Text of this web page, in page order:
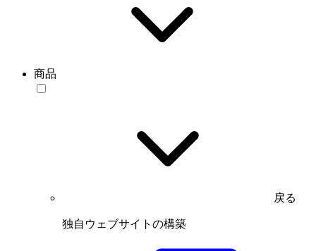
商品
戻る
独自ウェブサイトの構築